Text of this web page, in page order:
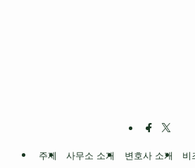
주제 사무소 소개 변호사 소개 비